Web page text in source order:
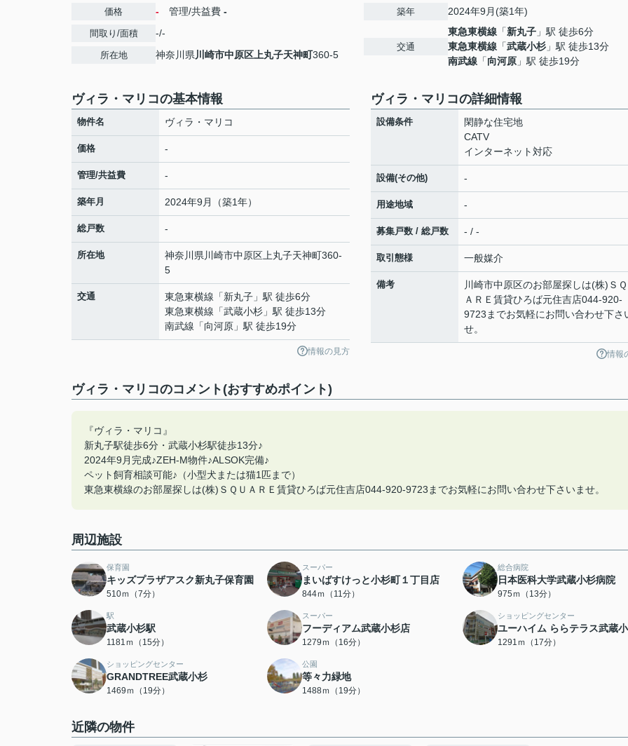
価格 - 管理/共益費 -
間取り/面積 -/-
所在地 神奈川県川崎市中原区 上丸子天神町360-5
築年 2024年9月(築1年)
交通
東急東横線 「新丸子 」駅 徒歩6分
東急東横線 「武蔵小杉 」駅 徒歩13分
南武線 「向河原 」駅 徒歩19分
ヴィラ・マリコの基本情報
物件名 ヴィラ・マリコ
価格 -
管理/共益費 -
築年月 2024年9月（築1年）
総戸数 -
所在地 神奈川県 川崎市中原区 上丸子天神町360-
5
交通 東急東横線 「新丸子 」駅 徒歩6分
東急東横線 「武蔵小杉 」駅 徒歩13分
南武線 「向河原 」駅 徒歩19分
情報の見方
ヴィラ・マリコの詳細情報
設備条件
閑静な住宅地
CATV
インターネット対応
設備(その他) -
用途地域 -
募集戸数 / 総戸数 - / -
取引態様 一般媒介
備考
川崎市中原区のお部屋探しは(株)Ｓ
ＡＲＥ賃貸ひろば元住吉店044-920-
9723までお気軽にお問い合わせ下さ
せ。
情報
ヴィラ・マリコのコメント(おすすめポイント)
『ヴィラ・マリコ』
新丸子駅徒歩6分・武蔵小杉駅徒歩13分♪
2024年9月完成♪ZEH-M物件♪ALSOK完備♪
ペット飼育相談可能♪（小型犬または猫1匹まで）
東急東横線のお部屋探しは(株)ＳＱＵＡＲＥ賃貸ひろば元住吉店044-920-9723までお気軽にお問い合わせ下さいませ。
周辺施設
保育園
キッズプラザアスク新丸子保育園
510ｍ（7分）
スーパー
まいばすけっと小杉町１丁目店
844ｍ（11分）
総合病院
日本医科大学武蔵小杉病院
975ｍ（13分）
駅
武蔵小杉駅
1181ｍ（15分）
スーパー
フーディアム武蔵小杉店
1279ｍ（16分）
ショッピングセンター
ユーハイム ららテラス武蔵
1291ｍ（17分）
ショッピングセンター
GRANDTREE武蔵小杉
1469ｍ（19分）
公園
等々力緑地
1488ｍ（19分）
近隣の物件